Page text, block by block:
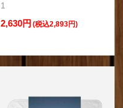
1
2,630円 (税込2,893円)